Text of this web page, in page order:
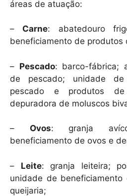
áreas de atuação:
– Carne: abatedouro
beneficiamento de produtos
– Pescado: barco-fábrica;
de pescado; unidade de
pescado e produtos de
depuradora de moluscos
– Ovos: granja
beneficiamento de ovos e
– Leite: granja leiteira;
unidade de
queijaria;